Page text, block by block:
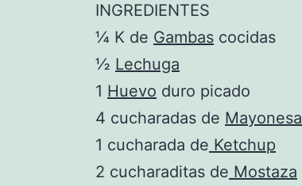
INGREDIENTES
¼ K de Gambas cocidas
½ Lechuga
1 Huevo duro picado
4 cucharadas de Mayonesa
1 cucharada de Ketchup
2 cucharaditas de Mostaza